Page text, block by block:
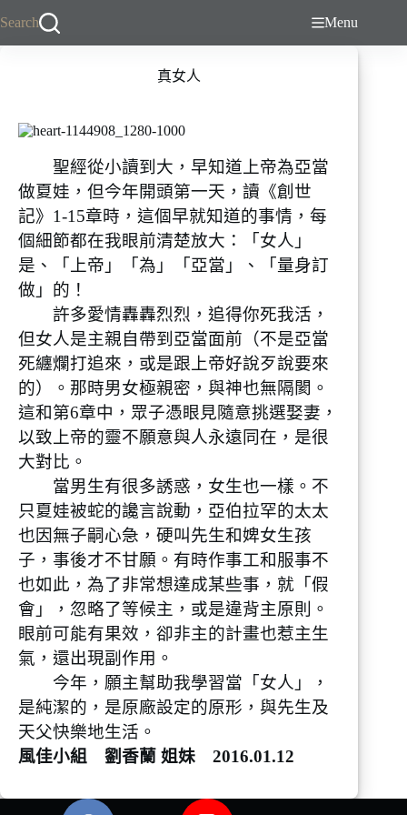
Search Menu
真女人
聖經從小讀到大，早知道上帝為亞當
做夏娃，但今年開頭第一天，讀《創世
記》1-15章時，這個早就知道的事情，每
個細節都在我眼前清楚放大：「女人」
是、「上帝」「為」「亞當」、「量身訂
做」的！
許多愛情轟轟烈烈，追得你死我活，
但女人是主親自帶到亞當面前（不是亞當
死纏爛打追來，或是跟上帝好說歹說要來
的）。那時男女極親密，與神也無隔閡。
這和第6章中，眾子憑眼見隨意挑選娶妻，
以致上帝的靈不願意與人永遠同在，是很
大對比。
當男生有很多誘惑，女生也一樣。不
只夏娃被蛇的讒言說動，亞伯拉罕的太太
也因無子嗣心急，硬叫先生和婢女生孩
子，事後才不甘願。有時作事工和服事不
也如此，為了非常想達成某些事，就「假
會」，忽略了等候主，或是違背主原則。
眼前可能有果效，卻非主的計畫也惹主生
氣，還出現副作用。
今年，願主幫助我學習當「女人」，
是純潔的，是原廠設定的原形，與先生及
天父快樂地生活。
風佳小組 劉香蘭 姐妹 2016.01.12